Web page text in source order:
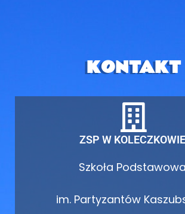
KONTAKT
ZSP W
Szkoła Podstawowa
im. Partyzantów